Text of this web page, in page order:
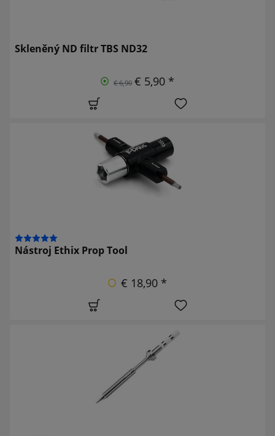
Skleněný ND filtr TBS ND32
€ 6,90 € 5,90 *
Nástroj Ethix Prop Tool
€ 18,90 *